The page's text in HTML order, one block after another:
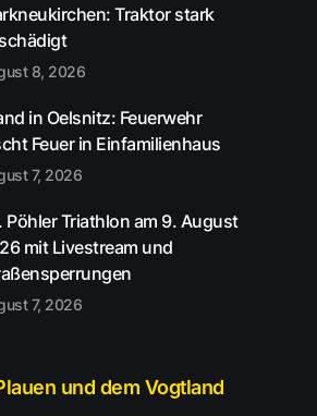
Traktor stark
8, 2026
in Oelsnitz: Feuerwehr
Feuer in Einfamilienhaus
7, 2026
Pöhler Triathlon am 9. August
mit Livestream und
7, 2026
und dem Vogtland